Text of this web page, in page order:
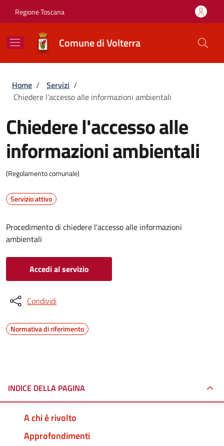
Regione Toscana
Comune di Volterra
Briciole di pane
Home / Servizi /
Chiedere l'accesso alle informazioni ambientali
Chiedere l'accesso alle
informazioni ambientali
(Regolamento comunale)
Servizio attivo
Procedimento di chiedere l'accesso alle informazioni
ambientali
Accedi al servizio
Condividi
Normativa di riferimento
INDICE DELLA PAGINA
A chi è rivolto
Approfondimenti